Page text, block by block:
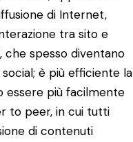
di Internet,
tra sito e
spesso diventano
è più efficiente la
essere più facilmente
to peer, in cui tutti
di contenuti